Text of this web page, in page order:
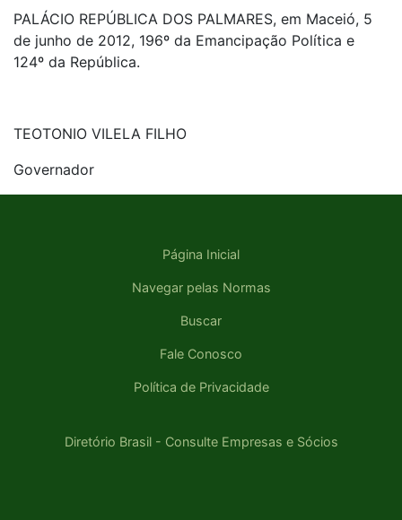
PALÁCIO REPÚBLICA DOS PALMARES, em Maceió, 5
de junho de 2012, 196º da Emancipação Política e
124º da República.
TEOTONIO VILELA FILHO
Governador
Página Inicial
Navegar pelas Normas
Buscar
Fale Conosco
Política de Privacidade
Diretório Brasil - Consulte Empresas e Sócios